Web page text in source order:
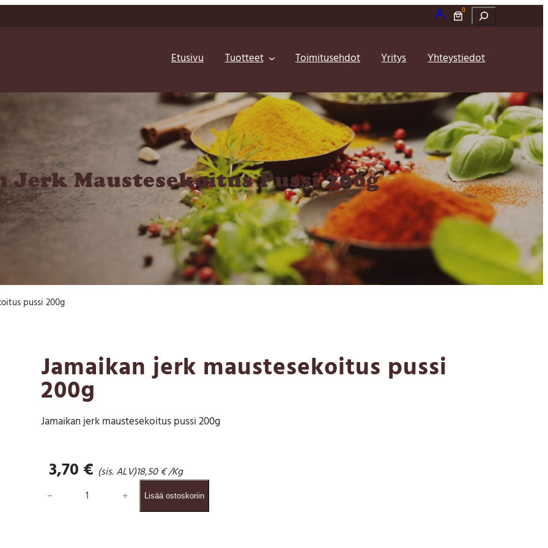
0 Etsi
Etusivu Tuotteet Toimitusehdot Yritys Yhteystiedot
Jerk Maustesekoitus Pussi 200g
pussi 200g
Jamaikan jerk maustesekoitus pussi
200g
Jamaikan jerk maustesekoitus pussi 200g
3,70 € (sis. ALV)18,50€/Kg
− + Lisää ostoskoriin